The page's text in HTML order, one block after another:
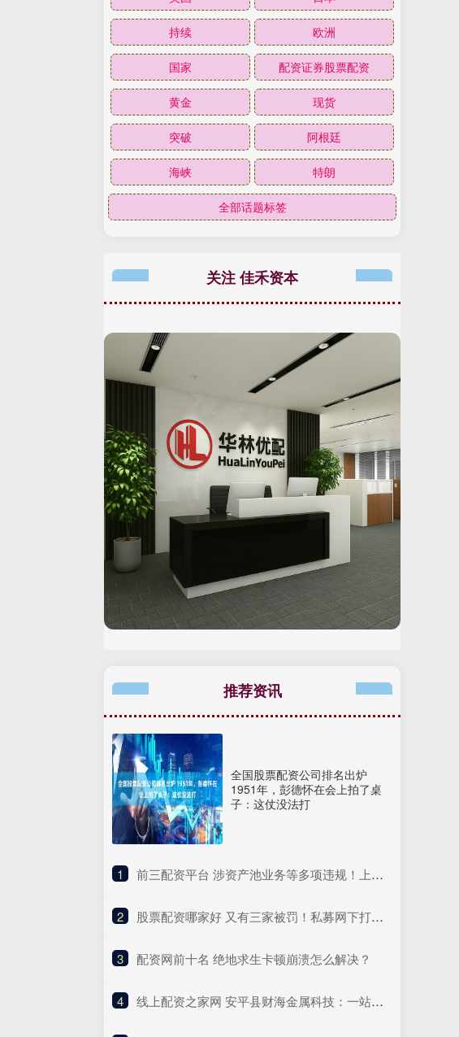
持续 欧洲
国家 配资证券股票配资
黄金 现货
突破 阿根廷
海峡 特朗
全部话题标签
关注 佳禾资本
推荐资讯
全国股票配资公司排名出炉
1951年，彭德怀在会上拍了桌
子：这仗没法打
1 ​前三配资平台 涉资产池业务等多项违规！上海银行杭州分行被罚380万元
2 ​股票配资哪家好 又有三家被罚！私募网下打新违规频发，这家私募被拉入“黑名单”
3 ​配资网前十名 绝地求生卡顿崩溃怎么解决？
4 ​线上配资之家网 安平县财海金属科技：一站式装配式建筑解决方案服务商